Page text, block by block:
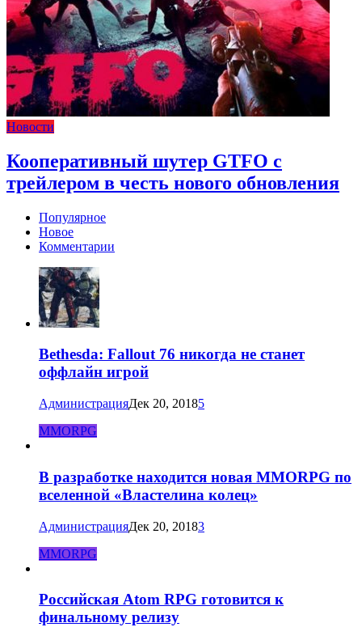
Новости
Кооперативный шутер GTFO с
трейлером в честь нового обновления
Популярное
Новое
Комментарии
Bethesda: Fallout 76 никогда не станет
оффлайн игрой
АдминистрацияДек 20, 20185
MMORPG
В разработке находится новая MMORPG по
вселенной «Властелина колец»
АдминистрацияДек 20, 20183
MMORPG
Российская Atom RPG готовится к
финальному релизу